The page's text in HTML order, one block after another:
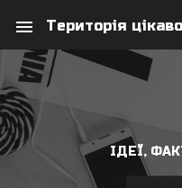
menu Територія
ІДЕЇ,